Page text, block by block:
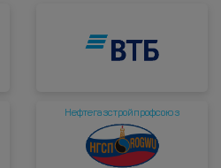
Нефтегазстройпрофсоюз